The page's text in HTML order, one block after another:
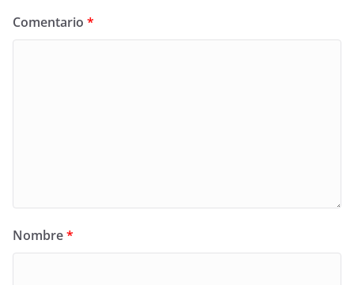
Comentario *
Nombre*